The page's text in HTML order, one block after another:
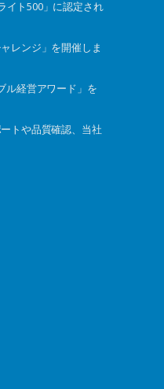
イト500」に認定され
レンジ」を開催しま
ル経営アワード」を
トや品質確認、当社